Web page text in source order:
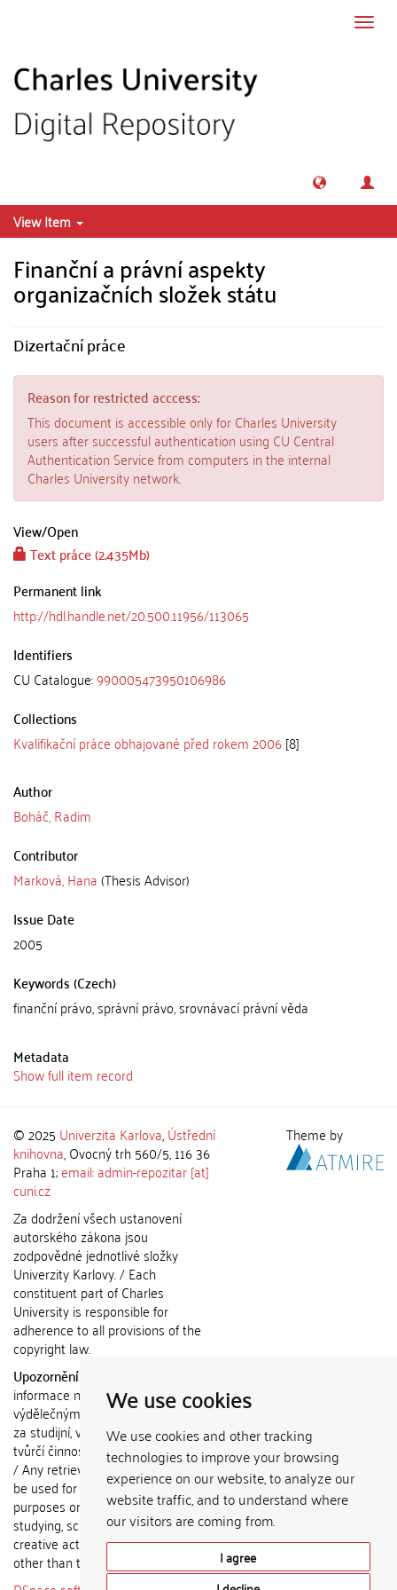
We use cookies
We use cookies and other tracking
technologies to improve your browsing
experience on our website, to analyze our
website traffic, and to understand where
our visitors are coming from.
I agree
View Item
Finanční a právní aspekty
organizačních složek státu
Dizertační práce
Reason for restricted acccess:
This document is accessible only for Charles University
users after successful authentication using CU Central
Authentication Service from computers in the internal
Charles University network.
View/Open
Text práce (2.435Mb)
Permanent link
http://hdl.handle.net/20.500.11956/113065
Identifiers
CU Catalogue:990005473950106986
Collections
Kvalifikační práce obhajované před rokem 2006[8]
Author
Boháč, Radim
Contributor
Marková, Hana(Thesis Advisor)
Issue Date
2005
Keywords (Czech)
finanční právo, správní právo, srovnávací právní věda
Metadata
Show full item record
© 2025 Univerzita Karlova,Ústřední
knihovna, Ovocný trh 560/5, 116 36
Praha 1;email: admin-repozitar [at]
cuni.cz
Za dodržení všech ustanovení
autorského zákona jsou
zodpovědné jednotlivé složky
Univerzity Karlovy. / Each
constituent part of Charles
University is responsible for
adherence to all provisions of the
copyright law.
Upozornění / Notice:
informace nemohou být použity k
výdělečným účelům nebo vydávány
za studijní, vědeckou nebo jinou
tvůrčí činnost jiné osoby než autora.
/ Any retrieved information shall not
be used for any commercial
purposes or claimed as results of
studying, scientific or any other
creative activities of any person
other than the author.
Theme by